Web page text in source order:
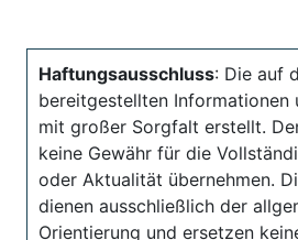
Haftungsausschluss: Die auf
bereitgestellten Informationen
mit großer Sorgfalt erstellt.
keine Gewähr für die
oder Aktualität übernehmen.
dienen ausschließlich der
Orientierung und ersetzen